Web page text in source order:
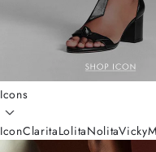
Icons
IconClaritaLolitaNolitaVicky